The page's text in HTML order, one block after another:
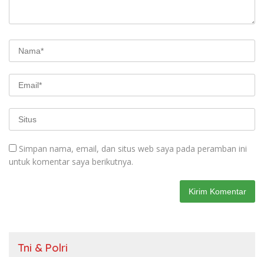
Simpan nama, email, dan situs web saya pada peramban ini
untuk komentar saya berikutnya.
Tni & Polri